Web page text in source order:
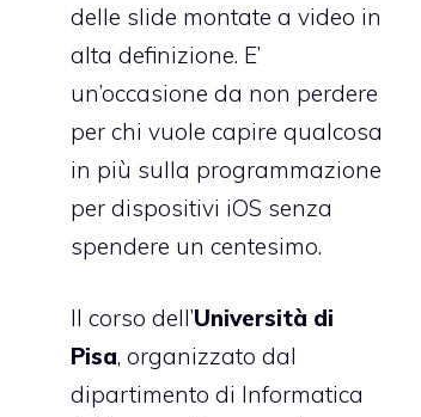
delle slide montate a video in
alta definizione. E’
un’occasione da non perdere
per chi vuole capire qualcosa
in più sulla programmazione
per dispositivi iOS senza
spendere un centesimo.
Il corso dell’Università di
Pisa, organizzato dal
dipartimento di Informatica